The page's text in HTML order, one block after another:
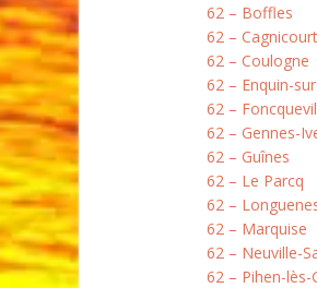
62 – Boffles
62 – Cagnicourt
62 – Coulogne
62 – Enquin-
62 –
62 – Gennes-
62 – Guînes
62 – Le Parcq
62 –
62 – Marquise
62 – Neuville-
62 – Pihen-